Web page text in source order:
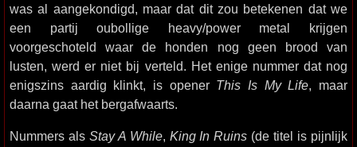
was al aangekondigd, maar dat dit zou betekenen dat we
een partij oubollige heavy/power metal krijgen
voorgeschoteld waar de honden nog geen brood van
lusten, werd er niet bij verteld. Het enige nummer dat nog
enigszins aardig klinkt, is opener This Is My Life, maar
daarna gaat het bergafwaarts.
Nummers als Stay A While, King In Ruins (de titel is pijnlijk